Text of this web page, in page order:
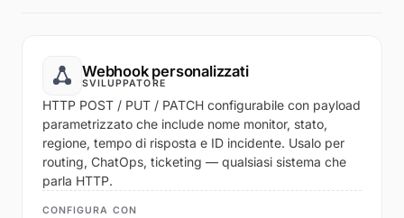
Webhook personalizzati
SVILUPPATORE
HTTP POST / PUT / PATCH configurabile con payload
parametrizzato che include nome monitor, stato,
regione, tempo di risposta e ID incidente. Usalo per
routing, ChatOps, ticketing — qualsiasi sistema che
parla HTTP.
CONFIGURA CON